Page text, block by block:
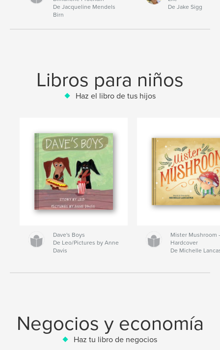
De Jacqueline Mendels
Birn
De Jake Sigg
Libros para niños
Haz el libro de tus hijos
Dave's Boys
De Leo/Pictures by Anne
Davis
Mister Mushroom
Hardcover
De Michelle
Negocios y economía
Haz tu libro de negocios